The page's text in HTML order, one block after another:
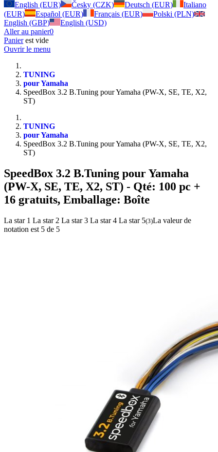
English (EUR)
Česky (CZK) Deutsch (EUR)
Italiano
(EUR)
Español (EUR) Français (EUR)
Polski (PLN)
English (GBP)
English (USD)
Aller au panier0
Panierest vide
Ouvrir le menu
TUNING
pour Yamaha
SpeedBox 3.2 B.Tuning pour Yamaha (PW-X, SE, TE, X2,
ST)
TUNING
pour Yamaha
SpeedBox 3.2 B.Tuning pour Yamaha (PW-X, SE, TE, X2,
ST)
SpeedBox 3.2 B.Tuning pour Yamaha
(PW-X, SE, TE, X2, ST) - Qté: 100 pc +
16 gratuits, Emballage: Boîte
La star 1 La star 2 La star 3 La star 4 La star 5(3)La valeur de
notation est 5 de 5